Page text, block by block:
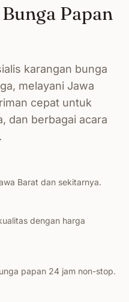
Papan
karangan bunga
melayani Jawa
cepat untuk
dan berbagai acara
Barat dan sekitarnya.
dengan harga
papan 24 jam non-stop.